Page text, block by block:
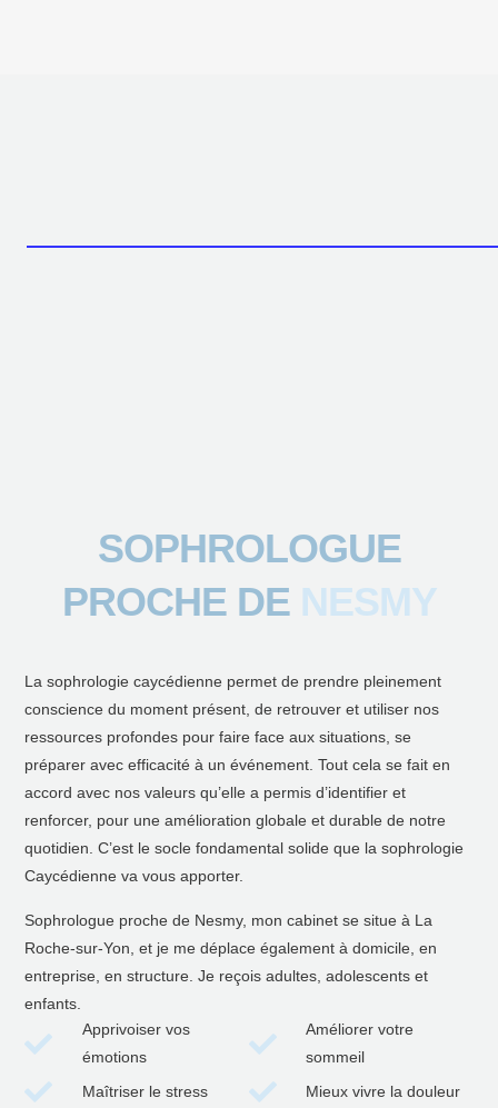
SOPHROLOGUE
PROCHE DE NESMY
La sophrologie caycédienne permet de prendre pleinement
conscience du moment présent, de retrouver et utiliser nos
ressources profondes pour faire face aux situations, se
préparer avec efficacité à un événement. Tout cela se fait en
accord avec nos valeurs qu’elle a permis d’identifier et
renforcer, pour une amélioration globale et durable de notre
quotidien. C’est le socle fondamental solide que la sophrologie
Caycédienne va vous apporter.
Sophrologue proche de Nesmy, mon cabinet se situe à La
Roche-sur-Yon, et je me déplace également à domicile, en
entreprise, en structure. Je reçois adultes, adolescents et
enfants.
Apprivoiser vos
émotions
Maîtriser le stress
Améliorer votre
sommeil
Mieux vivre la douleur